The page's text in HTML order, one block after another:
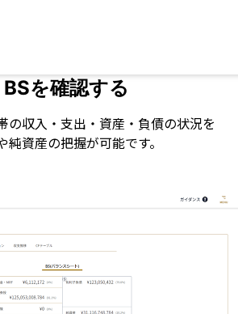
を確認する
の収入・支出・資産・負債の状況を
資産の把握が可能です。